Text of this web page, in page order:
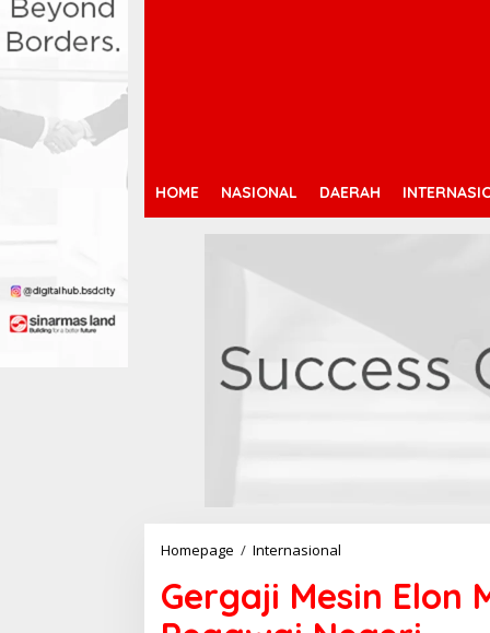
HOME NASIONAL DAERAH
Homepage / Internasional
r
g
a
Gergaji Mesin Elon